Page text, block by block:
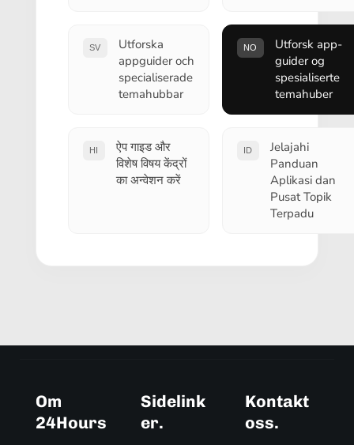
SV
Utforska
appguider och
specialiserade
temahubbar
NO
Utforsk app-
guider og
spesialiserte
temahuber
HI
ऐप गाइड और
विशेष विषय केंद्रों
का अन्वेशन करें
ID
Jelajahi
Panduan
Aplikasi dan
Pusat Topik
Terpadu
Om
24Hours
Sidelink
er.
Kontakt
oss.